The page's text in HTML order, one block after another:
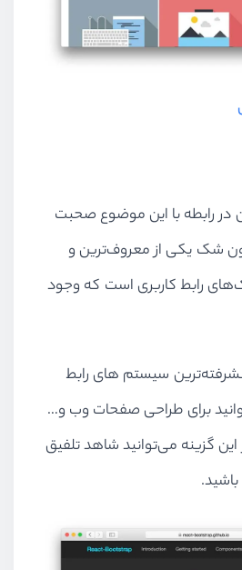
در رابطه با این موضوع صحبت
شک یکی از معروف‌ترین و
رابط کاربری است که وجود
سیستم های رابط
برای طراحی صفحات وب و…
این گزینه می‌توانید شاهد تلفیق